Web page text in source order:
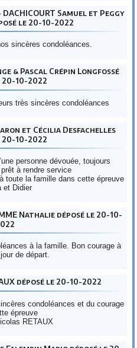
Samuel et Peggy
le 20-10-2022
sincères condoléances.
& Pascal Crépin Longfossé
20-10-2022
très sincères condoléances
et Cécilia Desfachelles
20-10-2022
personne dévouée, toujours
à rendre service
toute la famille dans cette épreuve
et Didier
Nathalie déposé le 20-10-
à la famille. Bon courage à
de départ.
déposé le 20-10-2022
condoléances et du courage
épreuve
RETAUX